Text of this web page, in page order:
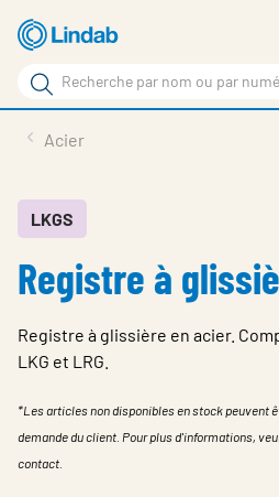
Aller
au
contenu
principal
Rechercher
Rechercher
sur
site
En vedette
À propos de Lindab
Contact
Downloads
Identification
Choisir la langue
Switzerland - French
Acier
LKGS
Registre à
Registre à glissière en acier.
LKG et LRG.
*Les articles non disponibles en stock peuvent
demande du client. Pour plus d'informations,
contact.